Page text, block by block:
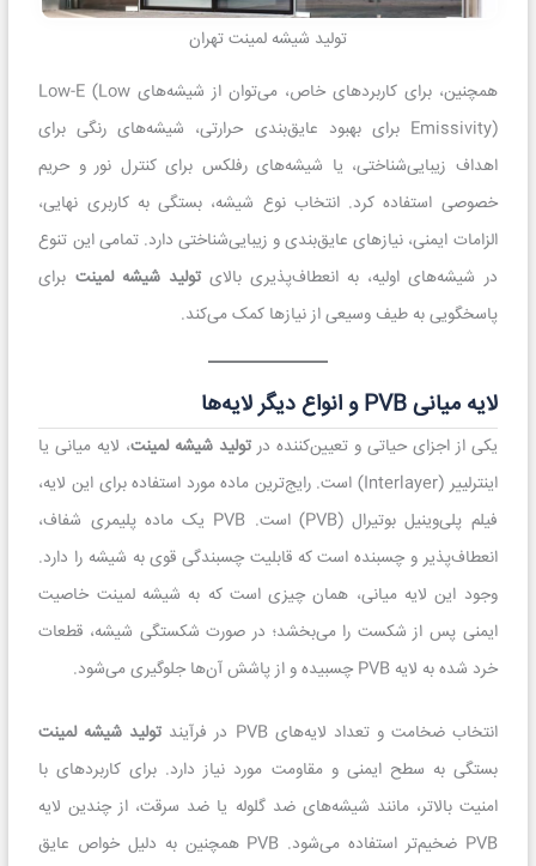
تولید شیشه لمینت تهران
همچنین، برای کاربردهای خاص، می‌توان از شیشه‌های Low-E (Low
Emissivity) برای بهبود عایق‌بندی حرارتی، شیشه‌های رنگی برای
اهداف زیبایی‌شناختی، یا شیشه‌های رفلکس برای کنترل نور و حریم
خصوصی استفاده کرد. انتخاب نوع شیشه، بستگی به کاربری نهایی،
الزامات ایمنی، نیازهای عایق‌بندی و زیبایی‌شناختی دارد. تمامی این تنوع
در شیشه‌های اولیه، به انعطاف‌پذیری بالایتولید شیشه لمینت برای
پاسخگویی به طیف وسیعی از نیازها کمک می‌کند.
لایه میانی PVB و انواع دیگر لایه‌ها
یکی از اجزای حیاتی و تعیین‌کننده در تولید شیشه لمینت، لایه میانی یا
اینترلییر (Interlayer) است. رایج‌ترین ماده مورد استفاده برای این لایه،
فیلم پلی‌وینیل بوتیرال (PVB) است. PVB یک ماده پلیمری شفاف،
انعطاف‌پذیر و چسبنده است که قابلیت چسبندگی قوی به شیشه را دارد.
وجود این لایه میانی، همان چیزی است که به شیشه لمینت خاصیت
ایمنی پس از شکست را می‌بخشد؛ در صورت شکستگی شیشه، قطعات
خرد شده به لایه PVB چسبیده و از پاشش آن‌ها جلوگیری می‌شود.
انتخاب ضخامت و تعداد لایه‌های PVB در فرآیند
تولید شیشه لمینت
بستگی به سطح ایمنی و مقاومت مورد نیاز دارد. برای کاربردهای با
امنیت بالاتر، مانند شیشه‌های ضد گلوله یا ضد سرقت، از چندین لایه
PVB ضخیم‌تر استفاده می‌شود. PVB همچنین به دلیل خواص عایق